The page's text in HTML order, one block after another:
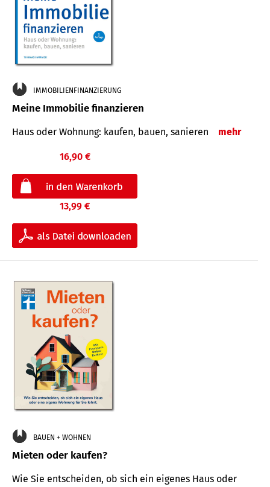
IMMOBILIENFINANZIERUNG
Meine Immobilie finanzieren
Haus oder Wohnung: kaufen, bauen, sanieren mehr
16,90 €
13,99 €
BAUEN + WOHNEN
Mieten oder kaufen?
Wie Sie entscheiden, ob sich ein eigenes Haus oder